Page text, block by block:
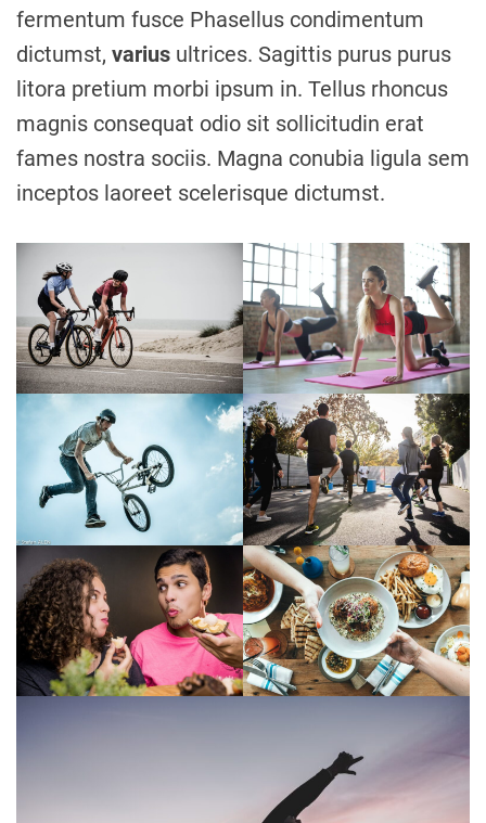
fermentum fusce Phasellus condimentum
dictumst, varius ultrices. Sagittis purus purus
litora pretium morbi ipsum in. Tellus rhoncus
magnis consequat odio sit sollicitudin erat
fames nostra sociis. Magna conubia ligula sem
inceptos laoreet scelerisque dictumst.